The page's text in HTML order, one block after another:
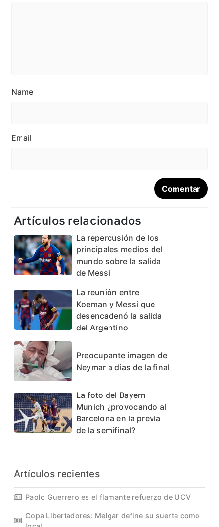
Name
Email
Artículos relacionados
La repercusión de los
principales medios del
mundo sobre la salida
de Messi
La reunión entre
Koeman y Messi que
desencadenó la salida
del Argentino
Preocupante imagen de
Neymar a días de la final
La foto del Bayern
Munich ¿provocando al
Barcelona en la previa
de la semifinal?
Artículos recientes
Paolo Guerrero es el flamante refuerzo de UCV
Copa Libertadores: Melgar define su suerte como